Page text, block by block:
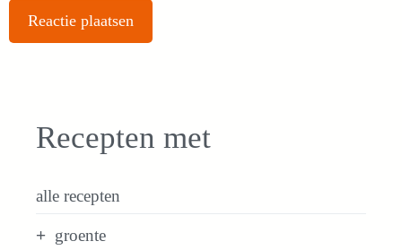
Recepten met
alle recepten
groente